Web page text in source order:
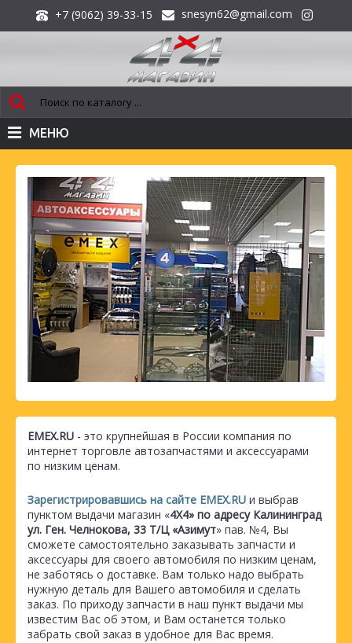
+7 (9062) 39-33-15 snesyn62@gmail.com
МЕНЮ
EMEX.RU - это крупнейшая в России компания по
интернет торговле автозапчастями и аксессуарами
по низким ценам.
Зарегистрировавшись на сайте EMEX.RU и выбрав
пунктом выдачи магазин «4Х4» по адресу Калининград
ул. Ген. Челнокова, 33 Т/Ц «Азимут» пав. №4, Вы
сможете самостоятельно заказывать запчасти и
аксессуары для своего автомобиля по низким ценам,
не заботясь о доставке. Вам только надо выбрать
нужную деталь для Вашего автомобиля и сделать
заказ. По приходу запчасти в наш пункт выдачи мы
известим Вас об этом, и Вам останется только
забрать свой заказ в удобное для Вас время.